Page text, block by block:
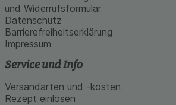
und Widerrufsformular
Datenschutz
Barrierefreiheitserklärung
Impressum
Service und Info
Versandarten und -kosten
Rezept einlösen